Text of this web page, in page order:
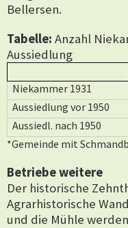
Bellersen.
Tabelle: Anzahl
Aussiedlung
Niekammer 1931
Aussiedlung vor 1950
Aussiedl. nach 1950
*Gemeinde mit
Betriebe weitere
Der historische
Agrarhistorische
und die Mühle